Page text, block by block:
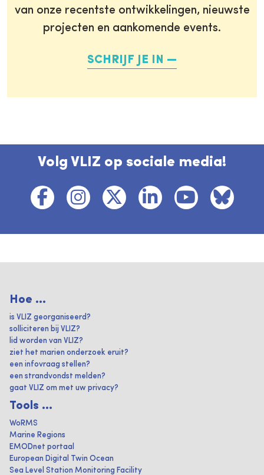
van onze recentste ontwikkelingen, nieuwste
projecten en aankomende events.
SCHRIJF JE IN
Volg VLIZ op sociale media!
Hoe ...
is VLIZ georganiseerd?
solliciteren bij VLIZ?
lid worden van VLIZ?
ziet het marien onderzoek eruit?
een infovraag stellen?
een strandvondst melden?
gaat VLIZ om met uw privacy?
Tools ...
WoRMS
Marine Regions
EMODnet portaal
European Digital Twin Ocean
Sea Level Station Monitoring Facility